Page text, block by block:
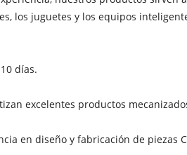
los juguetes y los equipos
días.
excelentes productos
en diseño y fabricación de piezas